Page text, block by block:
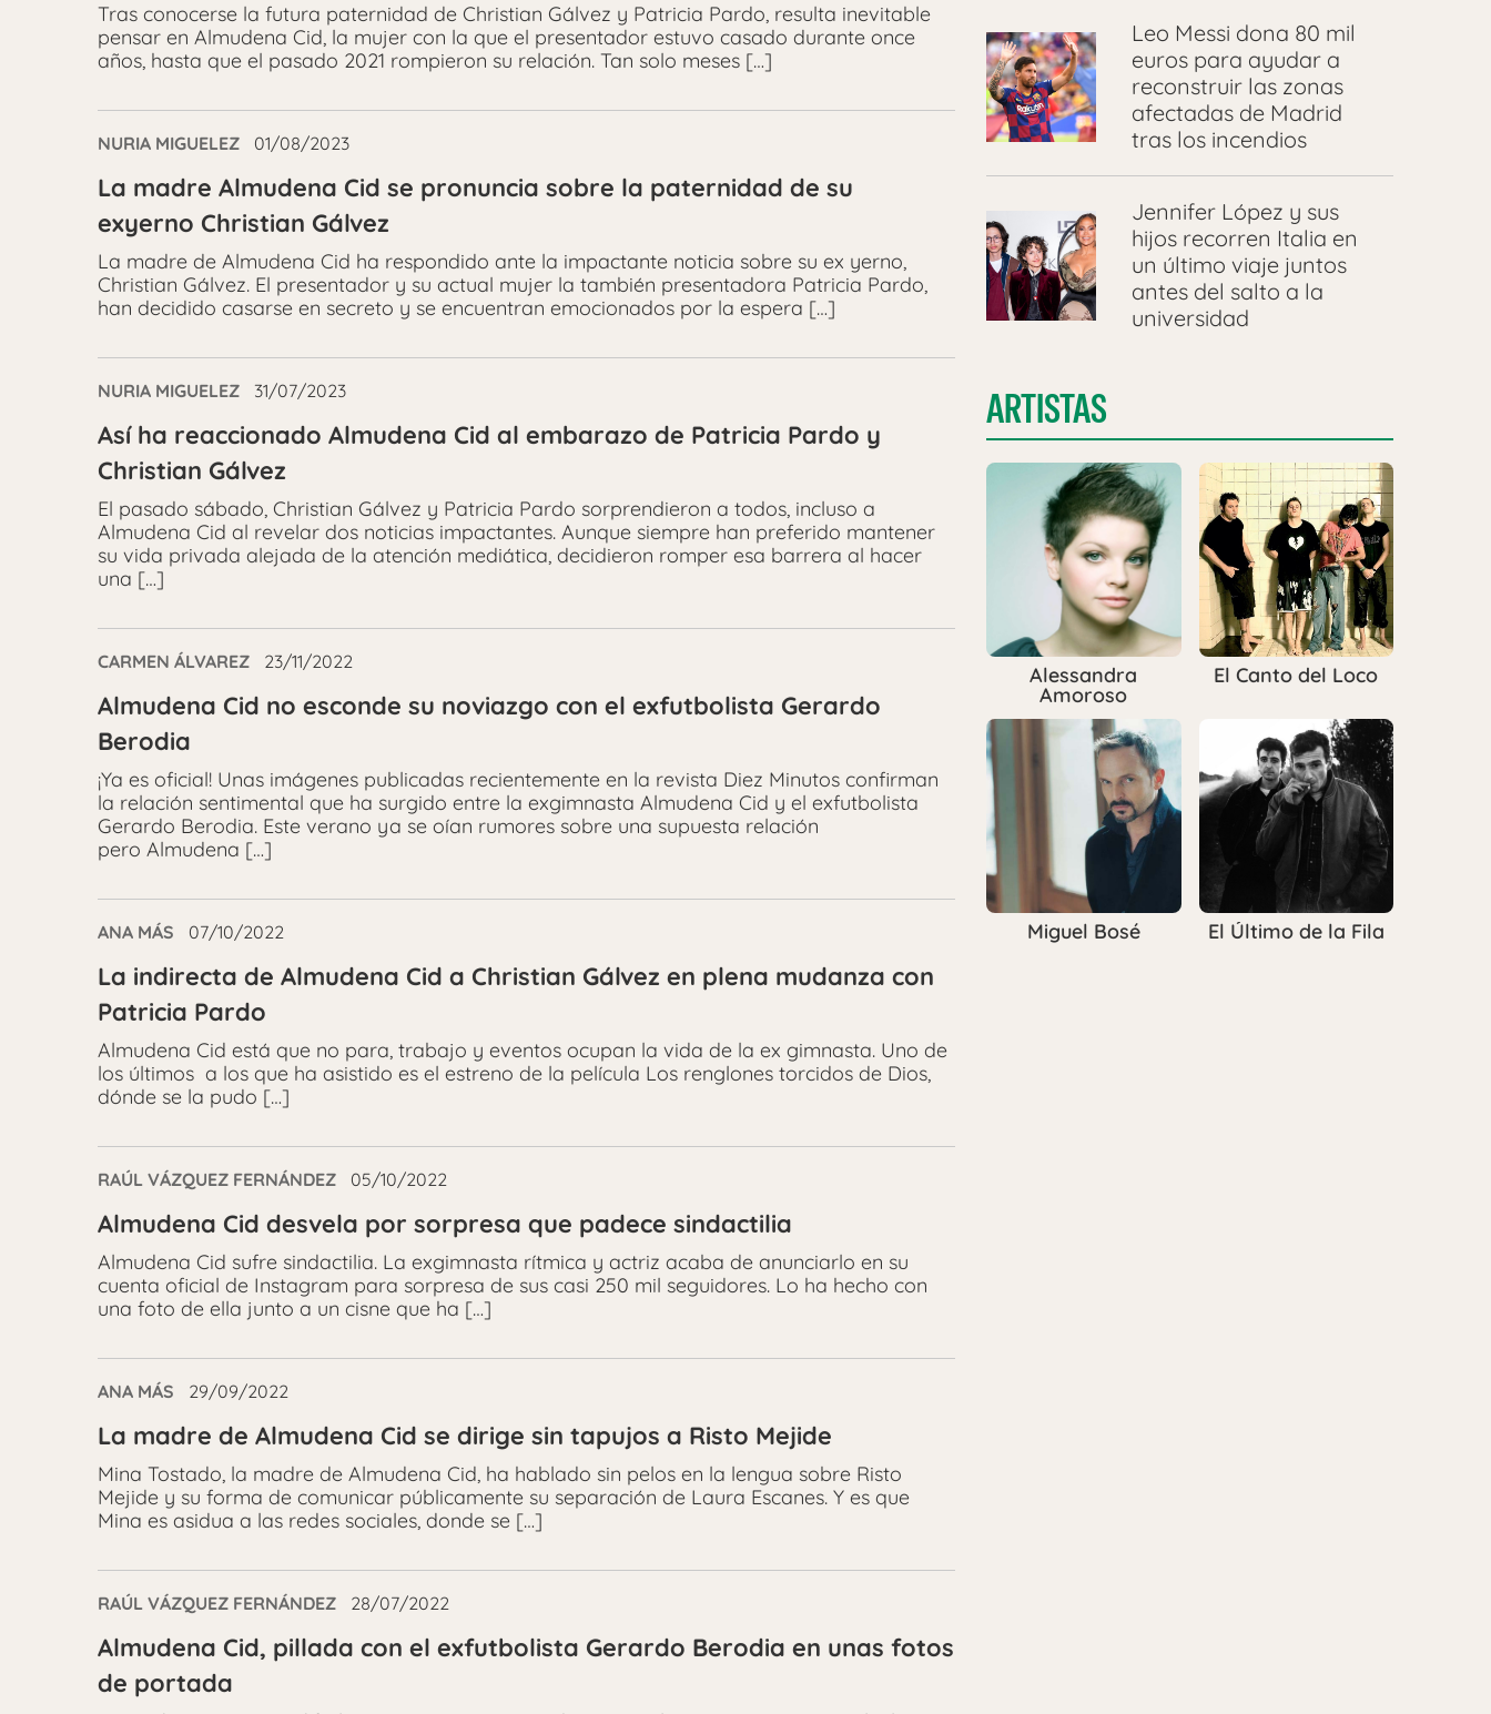
Tras conocerse la futura paternidad de Christian Gálvez y Patricia Pardo, resulta inevitable
pensar en Almudena Cid, la mujer con la que el presentador estuvo casado durante once
años, hasta que el pasado 2021 rompieron su relación. Tan solo meses […]
NURIA MIGUELEZ 01/08/2023
La madre Almudena Cid se pronuncia sobre la paternidad de su
exyerno Christian Gálvez
La madre de Almudena Cid ha respondido ante la impactante noticia sobre su ex yerno,
Christian Gálvez. El presentador y su actual mujer la también presentadora Patricia Pardo,
han decidido casarse en secreto y se encuentran emocionados por la espera […]
NURIA MIGUELEZ 31/07/2023
Así ha reaccionado Almudena Cid al embarazo de Patricia Pardo y
Christian Gálvez
El pasado sábado, Christian Gálvez y Patricia Pardo sorprendieron a todos, incluso a
Almudena Cid al revelar dos noticias impactantes. Aunque siempre han preferido mantener
su vida privada alejada de la atención mediática, decidieron romper esa barrera al hacer
una […]
CARMEN ÁLVAREZ 23/11/2022
Almudena Cid no esconde su noviazgo con el exfutbolista Gerardo
Berodia
¡Ya es oficial! Unas imágenes publicadas recientemente en la revista Diez Minutos confirman
la relación sentimental que ha surgido entre la exgimnasta Almudena Cid y el exfutbolista
Gerardo Berodia. Este verano ya se oían rumores sobre una supuesta relación
pero Almudena […]
ANA MÁS 07/10/2022
La indirecta de Almudena Cid a Christian Gálvez en plena mudanza con
Patricia Pardo
Almudena Cid está que no para, trabajo y eventos ocupan la vida de la ex gimnasta. Uno de
los últimos a los que ha asistido es el estreno de la película Los renglones torcidos de Dios,
dónde se la pudo […]
RAÚL VÁZQUEZ FERNÁNDEZ 05/10/2022
Almudena Cid desvela por sorpresa que padece sindactilia
Almudena Cid sufre sindactilia. La exgimnasta rítmica y actriz acaba de anunciarlo en su
cuenta oficial de Instagram para sorpresa de sus casi 250 mil seguidores. Lo ha hecho con
una foto de ella junto a un cisne que ha […]
ANA MÁS 29/09/2022
La madre de Almudena Cid se dirige sin tapujos a Risto Mejide
Mina Tostado, la madre de Almudena Cid, ha hablado sin pelos en la lengua sobre Risto
Mejide y su forma de comunicar públicamente su separación de Laura Escanes. Y es que
Mina es asidua a las redes sociales, donde se […]
RAÚL VÁZQUEZ FERNÁNDEZ 28/07/2022
Almudena Cid, pillada con el exfutbolista Gerardo Berodia en unas fotos
de portada
Leo Messi dona 80 mil
euros para ayudar a
reconstruir las zonas
afectadas de Madrid
tras los incendios
Jennifer López y sus
hijos recorren Italia en
un último viaje juntos
antes del salto a la
universidad
ARTISTAS
Alessandra
Amoroso
El Canto del Loco
Miguel Bosé El Último de la Fila